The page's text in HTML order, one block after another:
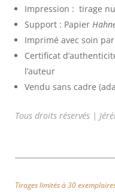
Impression : tirage
Support : Papier
Imprimé avec soin
Certificat
l’auteur
Vendu sans cadre
Tous droits réservés |
Tirages limités à 30